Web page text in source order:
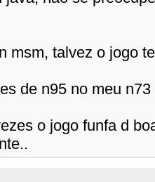
msm, talvez o jogo
de n95 no meu
o jogo funfa d